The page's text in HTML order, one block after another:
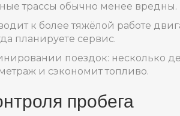
трассы обычно менее вредны.
к более тяжёлой работе
планируете сервис.
поездок: несколько
и сэкономит топливо.
пробега